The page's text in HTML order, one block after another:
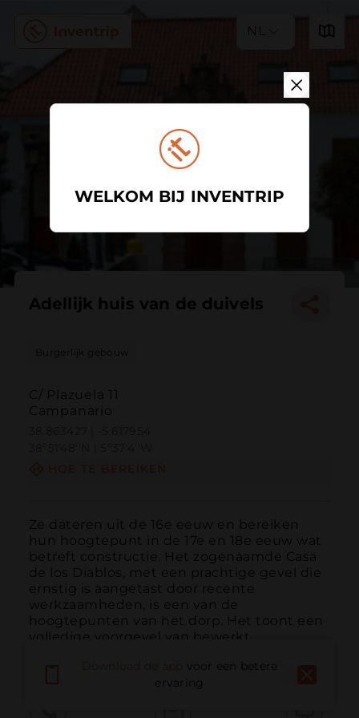
NL
Adellijk huis van de duivels
Burgerlijk gebouw
C/ Plazuela 11
Campanario
Ze dateren uit de 16e eeuw en bereiken
hun hoogtepunt in de 17e en 18e eeuw wat
betreft constructie. Het zogenaamde Casa
de los Diablos, met een prachtige gevel die
ernstig is aangetast door recente
werkzaamheden, is een van de
hoogtepunten van het dorp. Het toont een
volledige voorgevel van bewerkt...
voor een betere
ervaring
WELKOM BIJ INVENTRIP